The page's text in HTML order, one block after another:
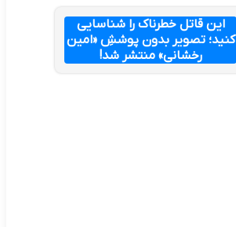
این قاتل خطرناک را شناسایی
کنید؛ تصویر بدون پوششِ «امین
رخشانی» منتشر شد!